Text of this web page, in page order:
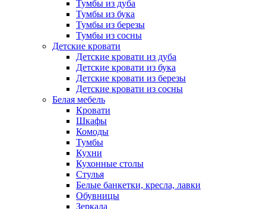
Тумбы из дуба
Тумбы из бука
Тумбы из березы
Тумбы из сосны
Детские кровати
Детские кровати из дуба
Детские кровати из бука
Детские кровати из березы
Детские кровати из сосны
Белая мебель
Кровати
Шкафы
Комоды
Тумбы
Кухни
Кухонные столы
Стулья
Белые банкетки, кресла, лавки
Обувницы
Зеркала